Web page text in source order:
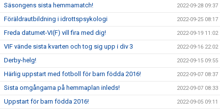
Säsongens sista hemmamatch! 2022-09-28 09:37
Föräldrautbildning i idrottspsykologi 2022-09-25 08:17
Freda datumet-VI(F) vill fira med dig! 2022-09-19 11:02
VIF vände sista kvarten och tog sig upp i div 3 2022-09-16 22:02
Derby-helg! 2022-09-15 09:55
Härlig uppstart med fotboll för barn födda 2016! 2022-09-07 08:37
Sista omgångarna på hemmaplan inleds! 2022-09-07 08:33
Uppstart för barn födda 2016! 2022-09-05 09:11